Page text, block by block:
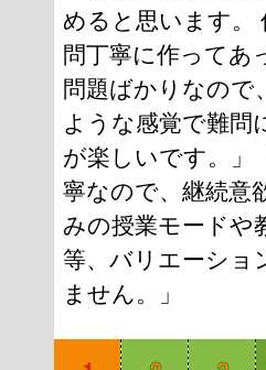
めると思います。
問丁寧に作ってあ
問題ばかりなので
ような感覚で難問
が楽しいです。」
寧なので、継続意
みの授業モードや
等、バリエーショ
ません。」